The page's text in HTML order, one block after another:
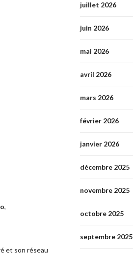
,
et son réseau
juillet 2026
juin 2026
mai 2026
avril 2026
mars 2026
février 2026
janvier 2026
décembre 2025
novembre 2025
octobre 2025
septembre 2025